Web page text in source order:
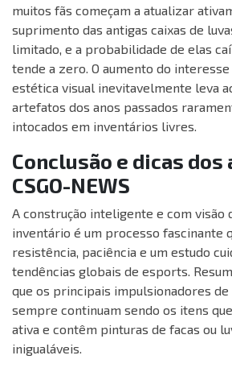
muitos fãs começam a atualizar
suprimento das antigas caixas de
limitado, e a probabilidade de elas
tende a zero. O aumento do
estética visual inevitavelmente leva
artefatos dos anos passados
intocados em inventários livres.
Conclusão e dicas
CSGO-NEWS
A construção inteligente e com visão
inventário é um processo fascinante
resistência, paciência e um estudo
tendências globais de esports.
que os principais impulsionadores
sempre continuam sendo os itens
ativa e contêm pinturas de facas ou
inigualáveis.